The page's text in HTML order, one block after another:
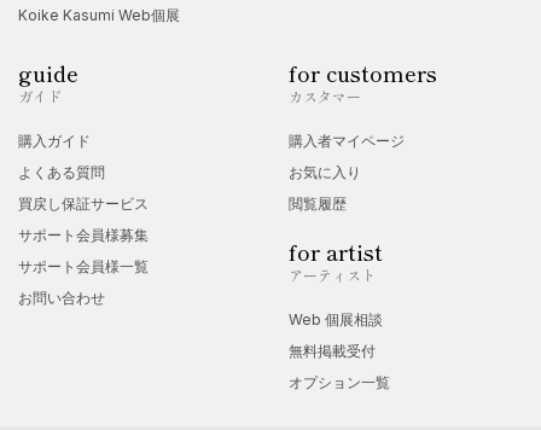
Koike Kasumi Web個展
guide
ガイド
購入ガイド
よくある質問
買戻し保証サービス
サポート会員様募集
サポート会員様一覧
お問い合わせ
for customers
カスタマー
購入者マイページ
お気に入り
閲覧履歴
for artist
アーティスト
Web 個展相談
無料掲載受付
オプション一覧